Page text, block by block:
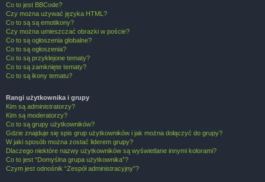
Co to jest BBCode?
Czy można używać języka HTML?
Co to są są emotikony?
Czy można umieszczać obrazki w poście?
Co to są ogłoszenia globalne?
Co to są ogłoszenia?
Co to są przyklejone tematy?
Co to są zamknięte tematy?
Co to są ikony tematu?
Rangi użytkownika i grupy
Kim są administratorzy?
Kim są moderatorzy?
Co to są grupy użytkowników?
Gdzie znajduje się spis grup użytkowników i jak można dołączyć do grupy?
W jaki sposób można zostać liderem grupy?
Dlaczego niektóre nazwy użytkowników są wyświetlane innymi kolorami?
Co to jest “Domyślna grupa użytkownika”?
Czym jest odnośnik “Zespół administracyjny”?